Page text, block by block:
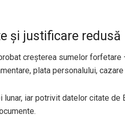
și justificare redusă
creșterea sumelor
plata personalului,
iar potrivit datelor citate de